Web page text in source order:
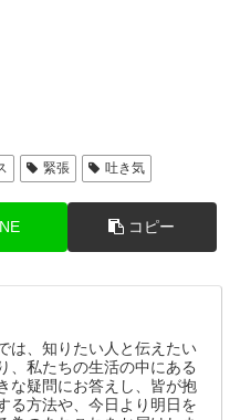
緊張 吐き気
コピー
は、知りたい人と伝えたい
、私たちの生活の中にある
な疑問にお答えし、皆が抱
る方法や、今日より明日を